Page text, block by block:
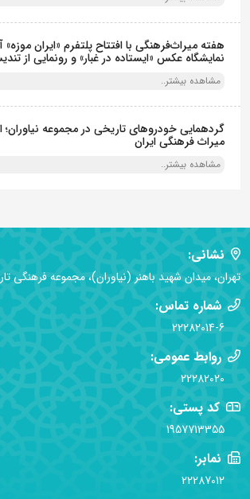
هفته میراث‌فرهنگی با افتتاح پلتفرم «ایران
نمایشگاه عکس «ایستاده در غبار» و رونمایی از
مشاهده بیشتر..
گردهمایی خودروهای تاریخی در مجموعه
میراث فرهنگی ایران
مشاهده بیشتر..
نشانی:
تهران، میدان شهید باهنر (نیاوران)، مجموعه فرهنگی
شماره تماس:
22282014-6
روابط عمومی:
22282020
کد پستی:
1957713355
نمابر:
22287012